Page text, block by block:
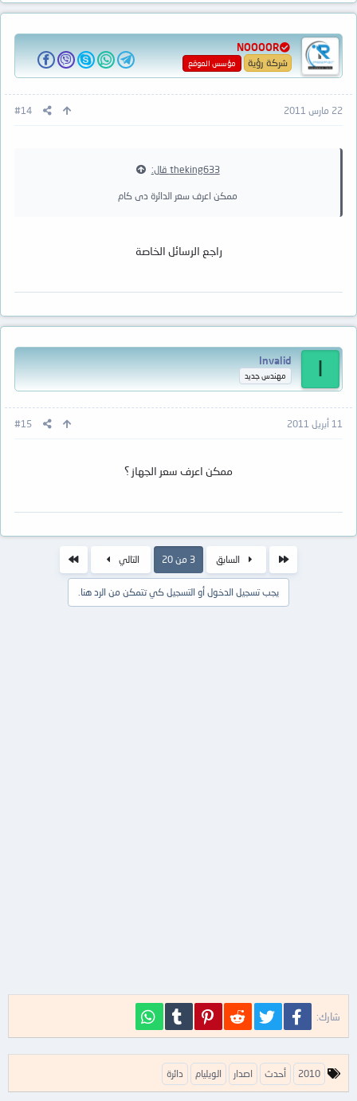
NOOOOR
شركة رؤية مؤسس الموقع
22 مارس 2011 #14
theking633 قال:
ممكن اعرف سعر الدائرة دى كام
راجع الرسائل الخاصة
I
Invalid
مهندس جديد
11 أبريل 2011 #15
ممكن اعرف سعر الجهاز ؟
السابق 3 من 20 التالي
يجب تسجيل الدخول أو التسجيل كي تتمكن من الرد هنا.
شارك: فيسبوك تويتر Reddit
Pinterest
Tumblr
ا
ل
2010 أحدث اصدار الويليام دائرة